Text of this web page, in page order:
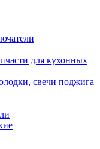
для кухонных
свечи поджига